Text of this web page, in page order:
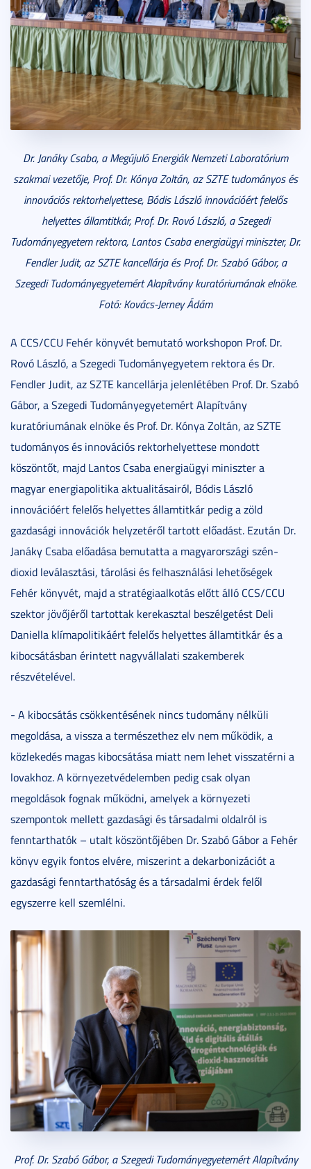
Dr. Janáky Csaba, a Megújuló Energiák Nemzeti Laboratórium
szakmai vezetője, Prof. Dr. Kónya Zoltán, az SZTE tudományos és
innovációs rektorhelyettese, Bódis László innovációért felelős
helyettes államtitkár, Prof. Dr. Rovó László, a Szegedi
Tudományegyetem rektora, Lantos Csaba energiaügyi miniszter, Dr.
Fendler Judit, az SZTE kancellárja és Prof. Dr. Szabó Gábor, a
Szegedi Tudományegyetemért Alapítvány kuratóriumának elnöke.
Fotó: Kovács-Jerney Ádám
A CCS/CCU Fehér könyvét bemutató workshopon Prof. Dr.
Rovó László, a Szegedi Tudományegyetem rektora és Dr.
Fendler Judit, az SZTE kancellárja jelenlétében Prof. Dr. Szabó
Gábor, a Szegedi Tudományegyetemért Alapítvány
kuratóriumának elnöke és Prof. Dr. Kónya Zoltán, az SZTE
tudományos és innovációs rektorhelyettese mondott
köszöntőt, majd Lantos Csaba energiaügyi miniszter a
magyar energiapolitika aktualitásairól, Bódis László
innovációért felelős helyettes államtitkár pedig a zöld
gazdasági innovációk helyzetéről tartott előadást. Ezután Dr.
Janáky Csaba előadása bemutatta a magyarországi szén-
dioxid leválasztási, tárolási és felhasználási lehetőségek
Fehér könyvét, majd a stratégiaalkotás előtt álló CCS/CCU
szektor jövőjéről tartottak kerekasztal beszélgetést Deli
Daniella klímapolitikáért felelős helyettes államtitkár és a
kibocsátásban érintett nagyvállalati szakemberek
részvételével.
- A kibocsátás csökkentésének nincs tudomány nélküli
megoldása, a vissza a természethez elv nem működik, a
közlekedés magas kibocsátása miatt nem lehet visszatérni a
lovakhoz. A környezetvédelemben pedig csak olyan
megoldások fognak működni, amelyek a környezeti
szempontok mellett gazdasági és társadalmi oldalról is
fenntarthatók – utalt köszöntőjében Dr. Szabó Gábor a Fehér
könyv egyik fontos elvére, miszerint a dekarbonizációt a
gazdasági fenntarthatóság és a társadalmi érdek felől
egyszerre kell szemlélni.
Prof. Dr. Szabó Gábor, a Szegedi Tudományegyetemért Alapítvány